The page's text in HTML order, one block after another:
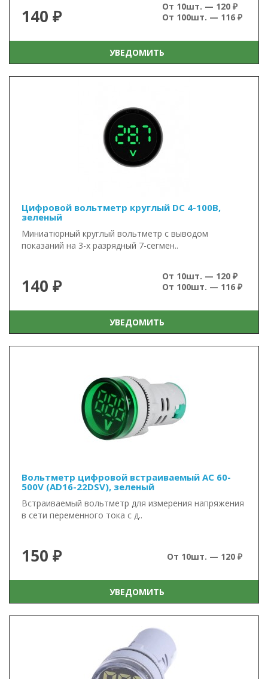
140 ₽
От 10шт. — 120 ₽
От 100шт. — 116 ₽
УВЕДОМИТЬ
Цифровой вольтметр круглый DC 4-100В,
зеленый
Миниатюрный круглый вольтметр с выводом
показаний на 3-х разрядный 7-сегмен..
140 ₽
От 10шт. — 120 ₽
От 100шт. — 116 ₽
УВЕДОМИТЬ
Вольтметр цифровой встраиваемый AC 60-
500V (AD16-22DSV), зеленый
Встраиваемый вольтметр для измерения напряжения
в сети переменного тока с д..
150 ₽ От 10шт. — 120 ₽
УВЕДОМИТЬ